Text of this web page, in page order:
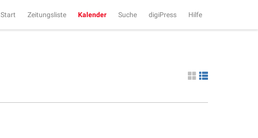
Start Zeitungsliste Kalender Suche digiPress Hilfe